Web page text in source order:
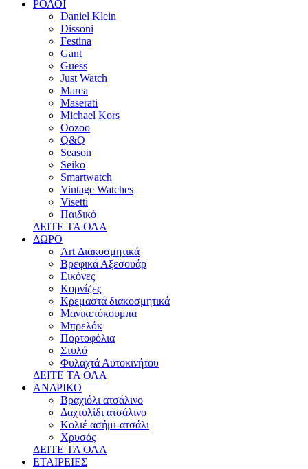
ΡΟΛΟΙ
Daniel Klein
Dissoni
Festina
Gant
Guess
Just Watch
Marea
Maserati
Michael Kors
Oozoo
Q&Q
Season
Seiko
Smartwatch
Vintage Watches
Visetti
Παιδικό
ΔΕΙΤΕ ΤΑ ΟΛΑ
ΔΩΡΟ
Art Διακοσμητικά
Βρεφικά Αξεσουάρ
Εικόνες
Κορνίζες
Κρεμαστά διακοσμητικά
Μανικετόκουμπα
Μπρελόκ
Πορτοφόλια
Στυλό
Φυλαχτά Αυτοκινήτου
ΔΕΙΤΕ ΤΑ ΟΛΑ
ΑΝΔΡΙΚΟ
Βραχιόλι ατσάλινο
Δαχτυλίδι ατσάλινο
Κολιέ ασήμι-ατσάλι
Χρυσός
ΔΕΙΤΕ ΤΑ ΟΛΑ
ΕΤΑΙΡΕΙΕΣ